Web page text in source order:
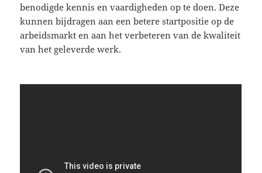
benodigde kennis en vaardigheden op te doen. Deze
kunnen bijdragen aan een betere startpositie op de
arbeidsmarkt en aan het verbeteren van de kwaliteit
van het geleverde werk.